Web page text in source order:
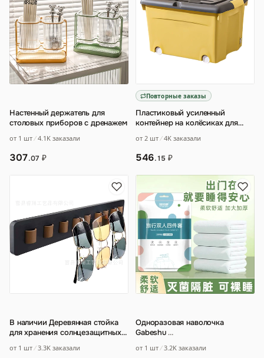
Настенный держатель для
столовых приборов с дренажем
от 1 шт 4.1K заказали
307.07 ₽
Повторные заказы
Пластиковый усиленный
контейнер на колёсиках для
от 2 шт 4K заказали
546.15 ₽
В наличии Деревянная стойка
для хранения солнцезащитных
стойка дл…
от 1 шт 3.3K заказали
Одноразовая наволочка
Gabeshu…
от 1 шт 3.2K заказали